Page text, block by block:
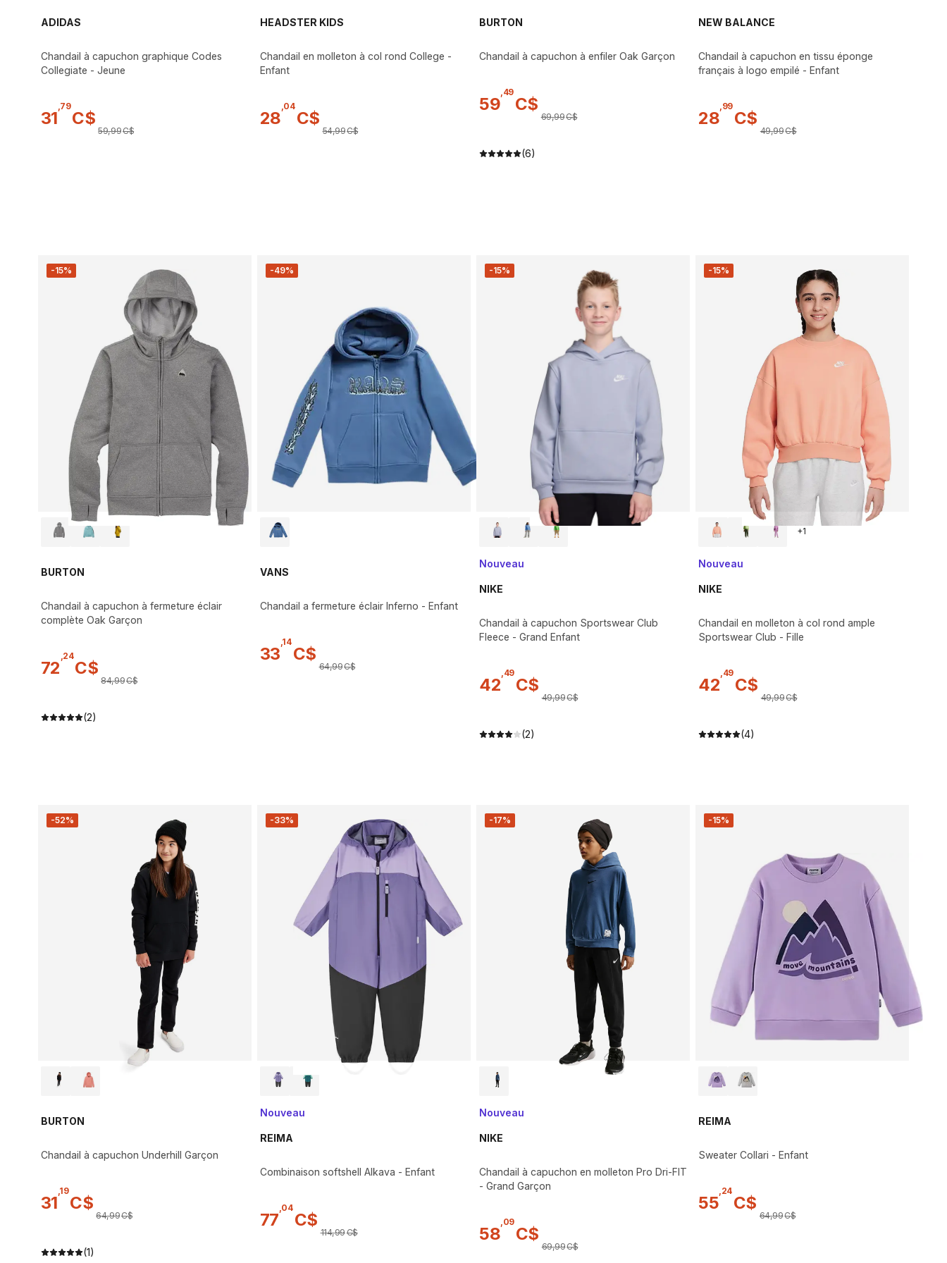
ADIDAS
Chandail à capuchon graphique Codes
Collegiate - Jeune
31
79
C$
59,99C$
HEADSTER KIDS
Chandail en molleton à col rond College -
Enfant
28
04
C$
54,99C$
BURTON
Chandail à capuchon à enfiler Oak Garçon
59
49
C$
69,99C$
(6)
NEW BALANCE
Chandail à capuchon en tissu éponge
français à logo empilé - Enfant
28
99
C$
49,99C$
-15%
BURTON
Chandail à capuchon à fermeture éclair
complète Oak Garçon
72
24
C$
84,99C$
(2)
-49%
VANS
Chandail a fermeture éclair Inferno - Enfant
33
14
C$
64,99C$
-15%
Nouveau
NIKE
Chandail à capuchon Sportswear Club
Fleece - Grand Enfant
42
49
C$
49,99C$
(2)
-15%
+1
Nouveau
NIKE
Chandail en molleton à col rond ample
Sportswear Club - Fille
42
49
C$
49,99C$
(4)
-52%
BURTON
Chandail à capuchon Underhill Garçon
31
,19
C$
64,99C$
(1)
-33%
Nouveau
REIMA
Combinaison softshell Alkava - Enfant
77
,04
C$
114,99C$
-17%
Nouveau
NIKE
Chandail à capuchon en molleton Pro Dri-FIT
- Grand Garçon
58
,09
C$
69,99C$
-15%
REIMA
Sweater Collari - Enfant
55
,24
C$
64,99C$